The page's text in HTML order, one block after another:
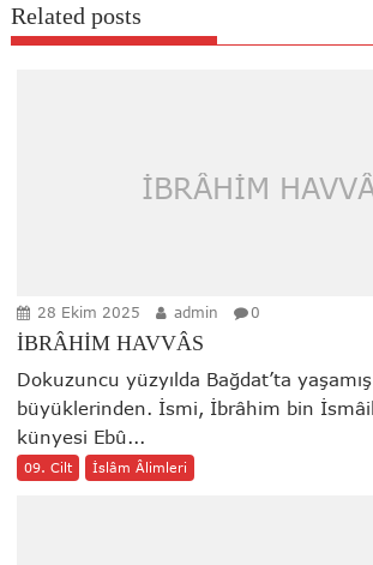
Related posts
İBRÂHİM
28 Ekim 2025 admin 0
İBRÂHİM HAVVÂS
Dokuzuncu yüzyılda Bağdat’ta
büyüklerinden. İsmi, İbrâhim bin
künyesi Ebû...
09. Cilt İslâm Âlimleri